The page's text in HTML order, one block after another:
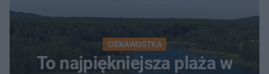
CIEKAWOSTKA
To najpiękniejsza plaża w